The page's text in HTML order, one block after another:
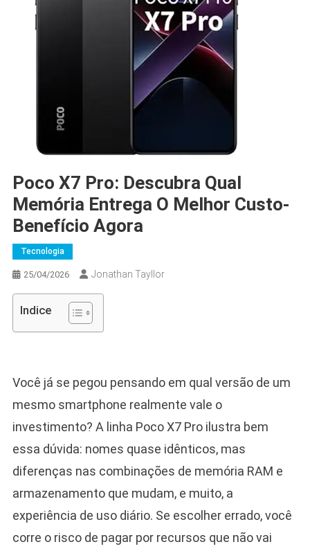
Poco X7 Pro: Descubra Qual
Memória Entrega O Melhor Custo-
Benefício Agora
Tecnologia
25/04/2026 Jonathan Tayllor
Indice
Você já se pegou pensando em qual versão de um
mesmo smartphone realmente vale o
investimento? A linha Poco X7 Pro ilustra bem
essa dúvida: nomes quase idênticos, mas
diferenças nas combinações de memória RAM e
armazenamento que mudam, e muito, a
experiência de uso diário. Se escolher errado, você
corre o risco de pagar por recursos que não vai